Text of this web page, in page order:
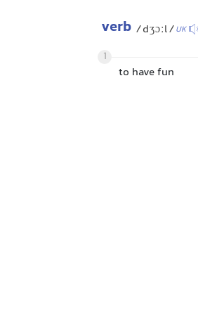
verb /dʒɔːl/UK
1
to have fun